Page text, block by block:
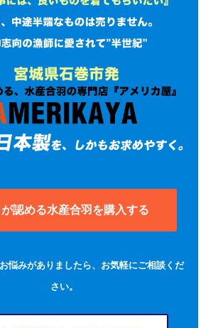
認める水産合羽を購入する
悩みがありましたら、お気軽にご相談くだ
さい。